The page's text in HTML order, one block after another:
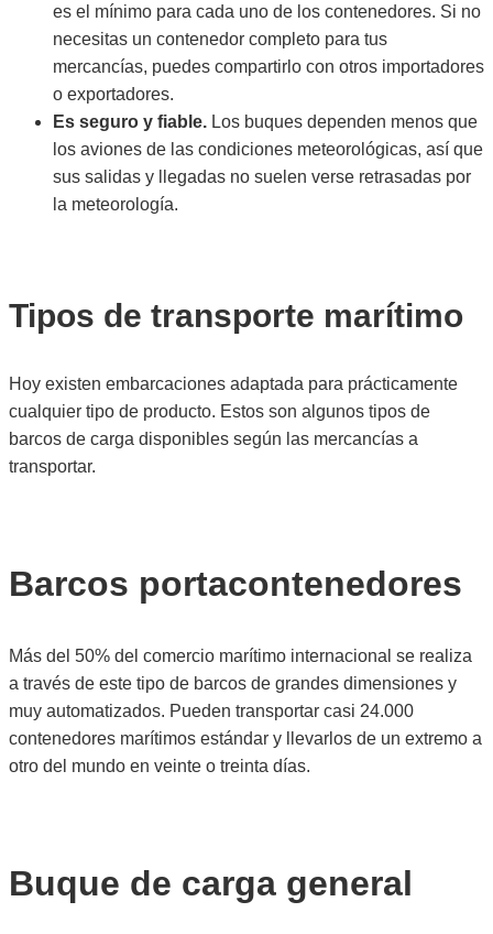
es el mínimo para cada uno de los contenedores. Si no
necesitas un contenedor completo para tus
mercancías, puedes compartirlo con otros importadores
o exportadores.
Es seguro y fiable. Los buques dependen menos que
los aviones de las condiciones meteorológicas, así que
sus salidas y llegadas no suelen verse retrasadas por
la meteorología.
Tipos de transporte marítimo​
Hoy existen embarcaciones adaptada para prácticamente
cualquier tipo de producto. Estos son algunos tipos de
barcos de carga disponibles según las mercancías a
transportar.
Barcos portacontenedores
Más del 50% del comercio marítimo internacional se realiza
a través de este tipo de barcos de grandes dimensiones y
muy automatizados. Pueden transportar casi 24.000
contenedores marítimos estándar y llevarlos de un extremo a
otro del mundo en veinte o treinta días.
Buque de carga general